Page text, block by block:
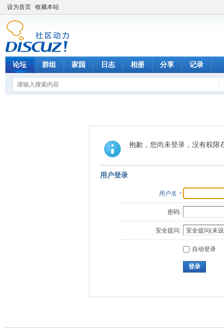
设为首页 收藏本站
论坛 群组 家园 日志 相册 分享 记录
抱歉，您尚未登录，没有权限
用户登录
用户名
密码:
安全提问:
自动登录
登录